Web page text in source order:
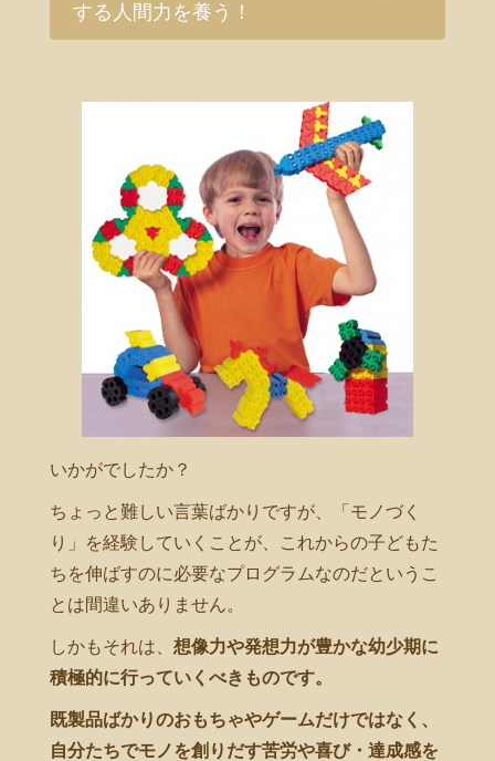
する人間力を養う！
いかがでしたか？
ちょっと難しい言葉ばかりですが、「モノづく
り」を経験していくことが、これからの子どもた
ちを伸ばすのに必要なプログラムなのだというこ
とは間違いありません。
しかもそれは、 想像力や発想力が豊かな幼少期に
積極的に行っていくべきものです。
既製品ばかりのおもちゃやゲームだけではなく、
自分たちでモノを創りだす苦労や喜び・達成感を